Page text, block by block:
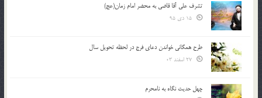
تشرف علي آقا قاضي به محضر امام زمان(عج)
طرح همگانی خواندن دعای فرج در لحظه تحویل سال
چهل حدیث نگاه به نامحرم